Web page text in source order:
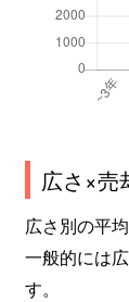
茂庭台
八木山
八木山南
柳生
柳生
広さ×売
広さ別の平
一般的には
す。